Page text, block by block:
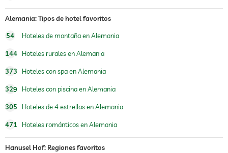
asesoría de belleza maquillaje
manicura
peeling
Alemania: Tipos de hotel favoritos
54 Hoteles de montaña en Alemania
144 Hoteles rurales en Alemania
373 Hoteles con spa en Alemania
329 Hoteles con piscina en Alemania
305 Hoteles de 4 estrellas en Alemania
471 Hoteles románticos en Alemania
Hanusel Hof: Regiones favoritos